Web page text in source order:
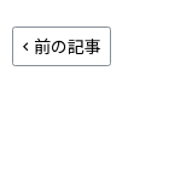
前の記事